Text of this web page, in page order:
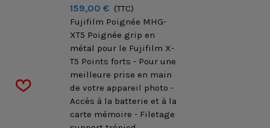
159,00 € (TTC)
Fujifilm Poignée MHG-
XT5 Poignée grip en
métal pour le Fujifilm X-
T5 Points forts - Pour une
meilleure prise en main
de votre appareil photo -
Accès à la batterie et à la
carte mémoire - Filetage